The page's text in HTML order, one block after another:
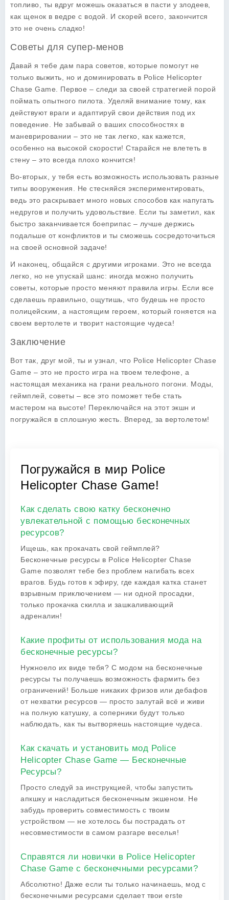
топливо, ты вдруг можешь оказаться в пасти у злодеев,
как щенок в ведре с водой. И скорей всего, закончится
это не очень сладко!
Советы для супер-менов
Давай я тебе дам пара советов, которые помогут не
только выжить, но и доминировать в Police Helicopter
Chase Game . Первое – следи за своей стратегией порой
поймать опытного пилота. Уделяй внимание тому, как
действуют враги и адаптируй свои действия под их
поведение. Не забывай о ваших способностях в
маневрировании – это не так легко, как кажется,
особенно на высокой скорости! Старайся не влететь в
стену – это всегда плохо кончится!
Во-вторых, у тебя есть возможность использовать разные
типы вооружения. Не стесняйся экспериментировать,
ведь это раскрывает много новых способов как напугать
недругов и получить удовольствие. Если ты заметил, как
быстро заканчивается боеприпас – лучше держись
подальше от конфликтов и ты сможешь сосредоточиться
на своей основной задаче!
И наконец, общайся с другими игроками. Это не всегда
легко, но не упускай шанс: иногда можно получить
советы, которые просто меняют правила игры. Если все
сделаешь правильно, ощутишь, что будешь не просто
полицейским, а настоящим героем, который гоняется на
своем вертолете и творит настоящие чудеса!
Заключение
Вот так, друг мой, ты и узнал, что Police Helicopter Chase
Game – это не просто игра на твоем телефоне, а
настоящая механика на грани реального погони. Моды,
геймплей, советы – все это поможет тебе стать
мастером на высоте! Переключайся на этот экшн и
погружайся в сплошную жесть. Вперед, за вертолетом!
Погружайся в мир Police
Helicopter Chase Game!
Как сделать свою катку бесконечно
увлекательной с помощью бесконечных
ресурсов?
Ищешь, как прокачать свой геймплей?
Бесконечные ресурсы в Police Helicopter Chase
Game позволят тебе без проблем нагибать всех
врагов. Будь готов к эфиру, где каждая катка станет
взрывным приключением — ни одной просадки,
только прокачка скилла и зашкаливающий
адреналин!
Какие профиты от использования мода на
бесконечные ресурсы?
Нужноело их виде тебя? С модом на бесконечные
ресурсы ты получаешь возможность фармить без
ограничений! Больше никаких фризов или дебафов
от нехватки ресурсов — просто залутай всё и живи
на полную катушку, а соперники будут только
наблюдать, как ты вытворяешь настоящие чудеса.
Как скачать и установить мод Police
Helicopter Chase Game — Бесконечные
Ресурсы?
Просто следуй за инструкцией, чтобы запустить
апкшку и насладиться бесконечным экшеном. Не
забудь проверить совместимость с твоим
устройством — не хотелось бы пострадать от
несовместимости в самом разгаре веселья!
Справятся ли новички в Police Helicopter
Chase Game с бесконечными ресурсами?
Абсолютно! Даже если ты только начинаешь, мод с
бесконечными ресурсами сделает твои erste